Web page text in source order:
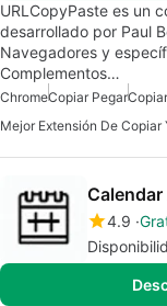
URLCopyPaste es un
desarrollado por Paul
Navegadores y
Complementos…
ChromeCopiar Pegar
4.9